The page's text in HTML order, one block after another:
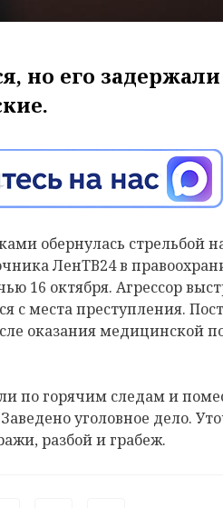
но его
обернулась стрельбой
ЛенТВ24 в
16 октября. Агрессор
с места преступления.
оказания медицинской
по горячим следам и
уголовное дело.
разбой и грабеж.